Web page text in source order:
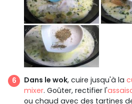
Dans le wok, cuire jusqu'à la
mixer. Goûter, rectifier l'
ou chaud avec des tartines